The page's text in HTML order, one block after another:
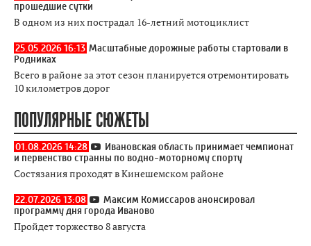
прошедшие сутки
В одном из них пострадал 16-летний мотоциклист
25.05.2026 16:13 Масштабные дорожные работы стартовали в
Родниках
Всего в районе за этот сезон планируется отремонтировать
10 километров дорог
ПОПУЛЯРНЫЕ СЮЖЕТЫ
01.08.2026 14:28
Ивановская область принимает чемпионат
и первенство странны по водно-моторному спорту
Состязания проходят в Кинешемском районе
22.07.2026 13:08
Максим Комиссаров анонсировал
программу дня города Иваново
Пройдет торжество 8 августа